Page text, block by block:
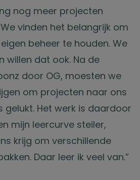
nog meer projecten
vinden het belangrijk om
beheer te houden. We
willen dat ook. Na de
door OG, moesten we
om projecten naar ons
gelukt. Het werk is daardoor
mijn leercurve steiler,
krijg om verschillende
Daar leer ik veel van.”